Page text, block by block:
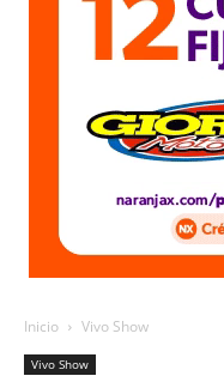
Inicio Vivo Show
Vivo Show